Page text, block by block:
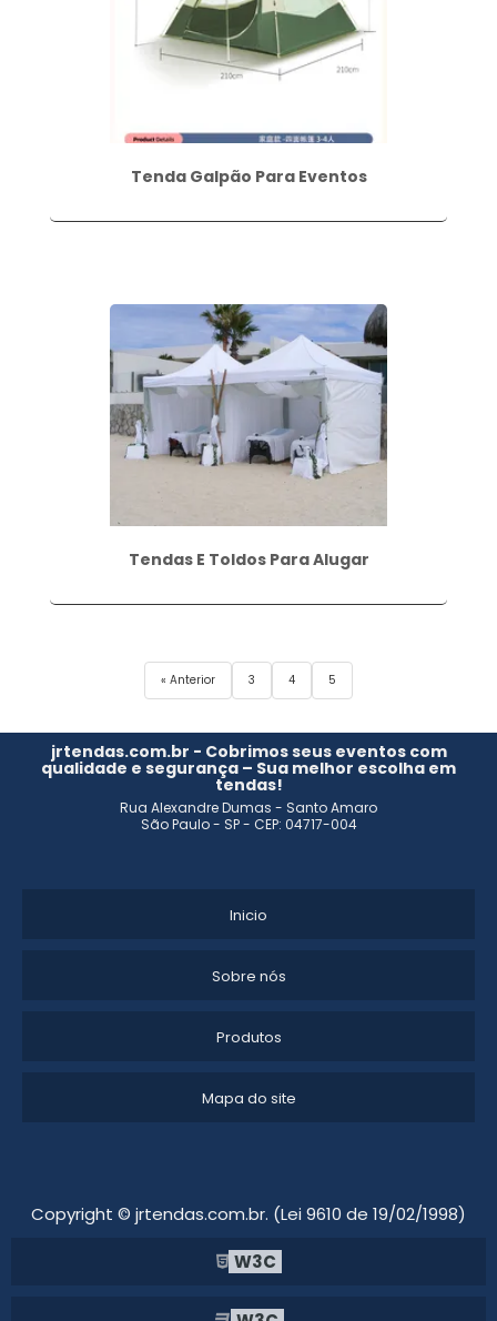
Tenda Galpão Para Eventos
Tendas E Toldos Para Alugar
« Anterior 3 4 5
jrtendas.com.br - Cobrimos seus eventos com
qualidade e segurança – Sua melhor escolha em
tendas!
Rua Alexandre Dumas - Santo Amaro
São Paulo - SP - CEP: 04717-004
Inicio
Sobre nós
Produtos
Mapa do site
Copyright © jrtendas.com.br. (Lei 9610 de 19/02/1998)
W3C